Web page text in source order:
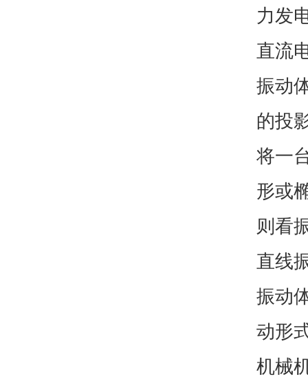
力发
直流
振动
的投
将一
形或
则看
直线
振动
动形
机械